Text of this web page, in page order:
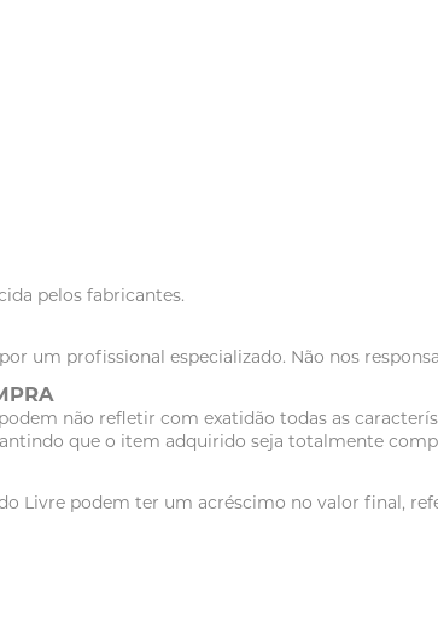
pelos fabricantes.
um profissional especializado. Não nos
não refletir com exatidão todas as
que o item adquirido seja totalmente
Livre podem ter um acréscimo no valor final,